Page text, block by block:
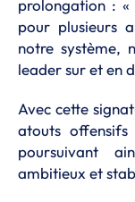
prolongation :
pour plusieurs
notre système,
leader sur et en
Avec cette
atouts
poursuivant
ambitieux et